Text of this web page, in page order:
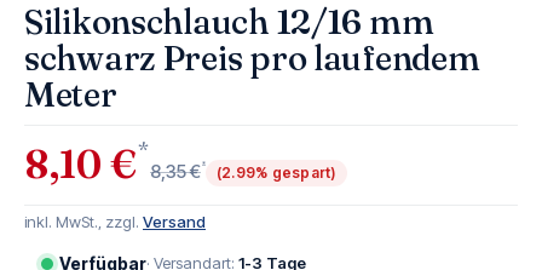
Silikonschlauch 12/16 mm
schwarz Preis pro laufendem
Meter
8,10 €*
8,35 €* (2.99% gespart)
inkl. MwSt., zzgl. Versand
Verfügbar· Versandart: 1-3 Tage